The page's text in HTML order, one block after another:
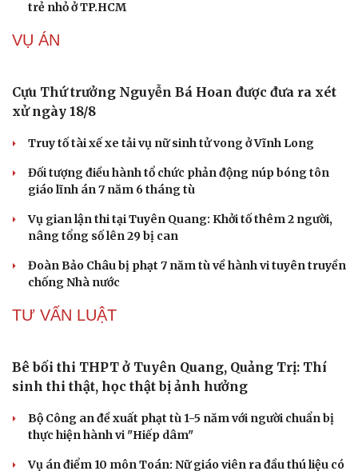
nữ tử vong rồi bỏ trốn
nước ngoài ở lại trái phép
Chuyển hồ sơ sang Bộ Công an về 7 cá nhân bán vàng
trẻ nhỏ ở TP.HCM
VỤ ÁN
Cựu Thứ trưởng Nguyễn Bá Hoan được đưa ra xét
xử ngày 18/8